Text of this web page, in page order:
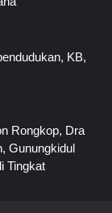
KB,
Rongkop, Dra
Gunungkidul
Tingkat